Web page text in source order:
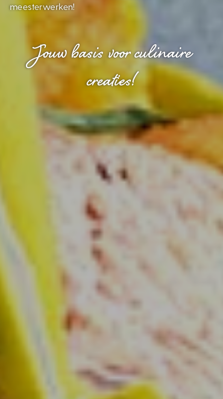
meesterwerken!
Jouw basis voor culinaire
creaties!